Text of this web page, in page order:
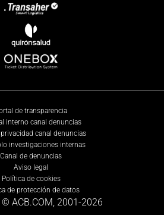
de transparencia
interno canal denuncias
canal denuncias
investigaciones internas
Canal de denuncias
Aviso legal
Política de cookies
de protección de datos
ACB.COM, 2001-2026